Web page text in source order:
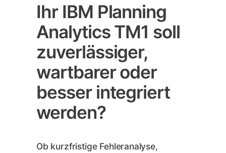
Ihr IBM Planning
Analytics TM1 soll
zuverlässiger,
wartbarer oder
besser integriert
werden?
Ob kurzfristige Fehleranalyse,